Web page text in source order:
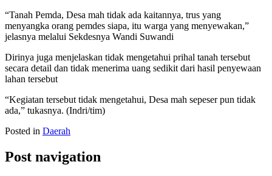
“Tanah Pemda, Desa mah tidak ada kaitannya, trus yang
menyangka orang pemdes siapa, itu warga yang menyewakan,”
jelasnya melalui Sekdesnya Wandi Suwandi
Dirinya juga menjelaskan tidak mengetahui prihal tanah tersebut
secara detail dan tidak menerima uang sedikit dari hasil penyewaan
lahan tersebut
“Kegiatan tersebut tidak mengetahui, Desa mah sepeser pun tidak
ada,” tukasnya. (Indri/tim)
Posted in Daerah
Post navigation